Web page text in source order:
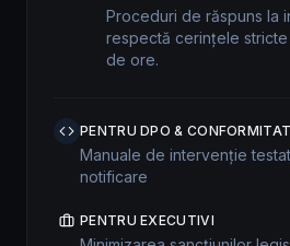
Proceduri de răspuns la
respectă cerințele
de ore.
PENTRU DPO &
Manuale de intervenție
notificare
PENTRU EXECUTIVI